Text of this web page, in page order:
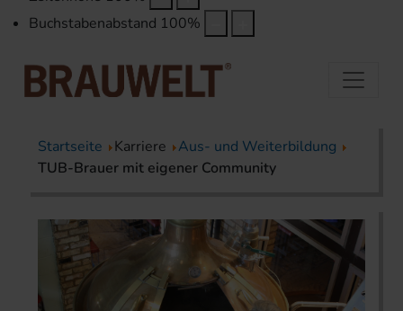
Buchstabenabstand 100%
Startseite Karriere
Aus- und Weiterbildung
TUB-Brauer mit eigener Community